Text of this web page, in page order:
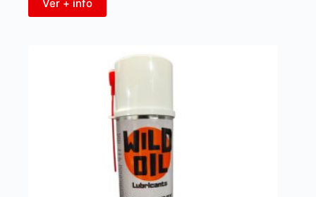
Ver + info